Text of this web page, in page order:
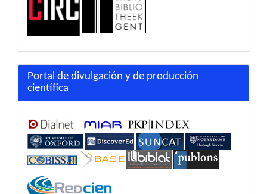
Portal de divulgación y de producción
científica